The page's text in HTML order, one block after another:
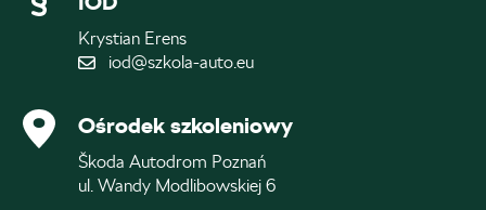
Krystian Erens
iod@szkola-auto.eu
Ośrodek szkoleniowy
Škoda Autodrom Poznań
ul. Wandy Modlibowskiej 6